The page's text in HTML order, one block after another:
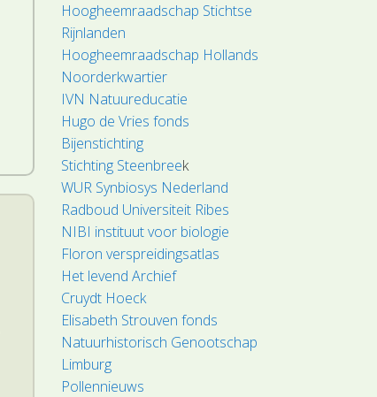
Hoogheemraadschap Stichtse
Rijnlanden
Hoogheemraadschap Hollands
Noorderkwartier
IVN Natuureducatie
Hugo de Vries fonds
Bijenstichting
Stichting Steenbreek
WUR Synbiosys Nederland
Radboud Universiteit Ribes
NIBI instituut voor biologie
Floron verspreidingsatlas
Het levend Archief
Cruydt Hoeck
Elisabeth Strouven fonds
Natuurhistorisch Genootschap
Limburg
Pollennieuws